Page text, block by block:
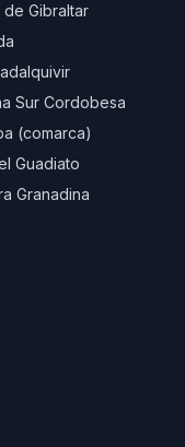
de Gibraltar
Sur Cordobesa
(comarca)
Guadiato
Granadina